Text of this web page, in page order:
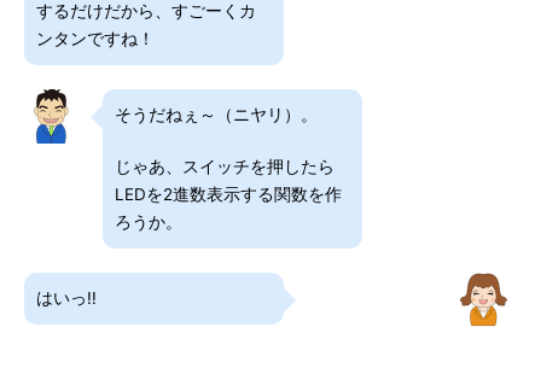
するだけだから、すごーくカ
ンタンですね！
そうだねぇ～（ニヤリ）。
じゃあ、スイッチを押したら
LEDを2進数表示する関数を作
ろうか。
はいっ!!